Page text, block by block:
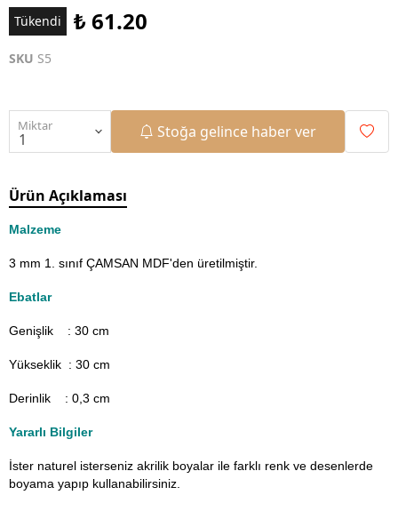
Tükendi ₺ 61.20
SKU S5
Miktar Stoğa gelince haber ver
Ürün Açıklaması
Malzeme
3 mm 1. sınıf ÇAMSAN MDF'den üretilmiştir.
Ebatlar
Genişlik : 30 cm
Yükseklik : 30 cm
Derinlik : 0,3 cm
Yararlı Bilgiler
İster naturel isterseniz akrilik boyalar ile farklı renk ve desenlerde
boyama yapıp kullanabilirsiniz.